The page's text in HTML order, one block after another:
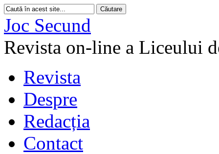
Joc Secund
Revista on-line a Liceului
Revista
Despre
Redacția
Contact